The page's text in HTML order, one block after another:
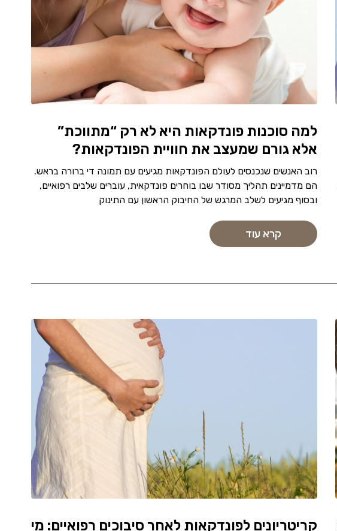
למה סוכנות פונדקאות היא לא רק “מתווכת”
אלא גורם שמעצב את חוויית הפונדקאות?
רוב האנשים שנכנסים לעולם הפונדקאות מגיעים עם תמונה די ברורה בראש.
הם מדמיינים תהליך מסודר שבו בוחרים פונדקאית, עוברים שלבים רפואיים,
ובסוף מגיעים לשלב המרגש של החיבוק הראשון עם התינוק
קרא עוד
קריטריונים לפונדקאות לאחר סיבוכים רפואיים: מי